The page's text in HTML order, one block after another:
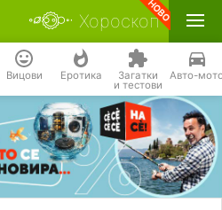
Хороскоп
Вицови Еротика Загатки
и тестови
Авто-